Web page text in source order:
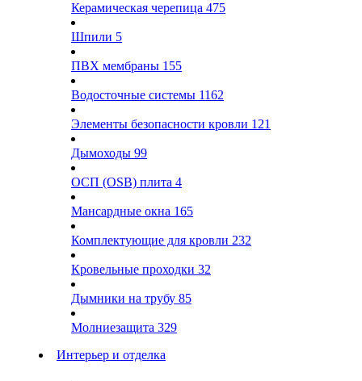
Керамическая черепица 475
Шпили 5
ПВХ мембраны 155
Водосточные системы 1162
Элементы безопасности кровли 121
Дымоходы 99
ОСП (OSB) плита 4
Мансардные окна 165
Комплектующие для кровли 232
Кровельные проходки 32
Дымники на трубу 85
Молниезащита 329
Интерьер и отделка